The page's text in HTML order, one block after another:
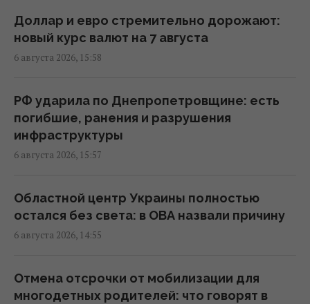
государственных активов
15:58 четверг, 06 августа 2026
баллистика: Зеленский раскрыл сроки
15:45 четверг, 06 августа 2026
В Румынии уже знают, куда РФ нанесет
15:40 четверг, 06 августа 2026
Украинец в Германии шпионил за
15:34 четверг, 06 августа 2026
Доллар и евро стремительно дорожают:
новый курс валют на 7 августа
6 августа 2026, 15:58
РФ ударила по Днепропетровщине: есть
погибшие, ранения и разрушения
инфраструктуры
6 августа 2026, 15:57
Областной центр Украины полностью
остался без света: в ОВА назвали причину
6 августа 2026, 14:55
Отмена отсрочки от мобилизации для
многодетных родителей: что говорят в